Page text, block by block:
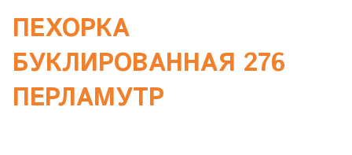
ПЕХОРКА
БУКЛИРОВАННАЯ 276
ПЕРЛАМУТР